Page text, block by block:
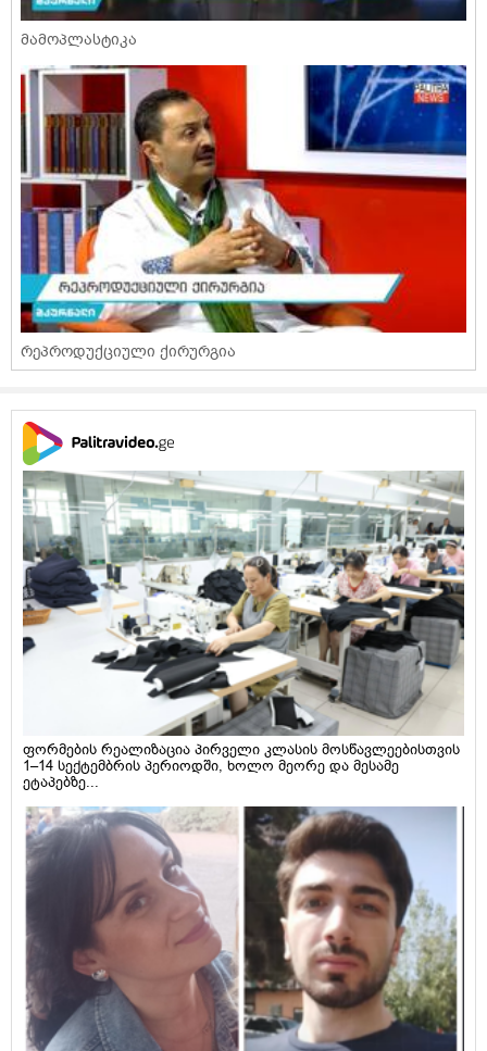
მამოპლასტიკა
რეპროდუქციული ქირურგია
ფორმების რეალიზაცია პირველი კლასის მოსწავლეებისთვის
1–14 სექტემბრის პერიოდში, ხოლო მეორე და მესამე
ეტაპებზე...